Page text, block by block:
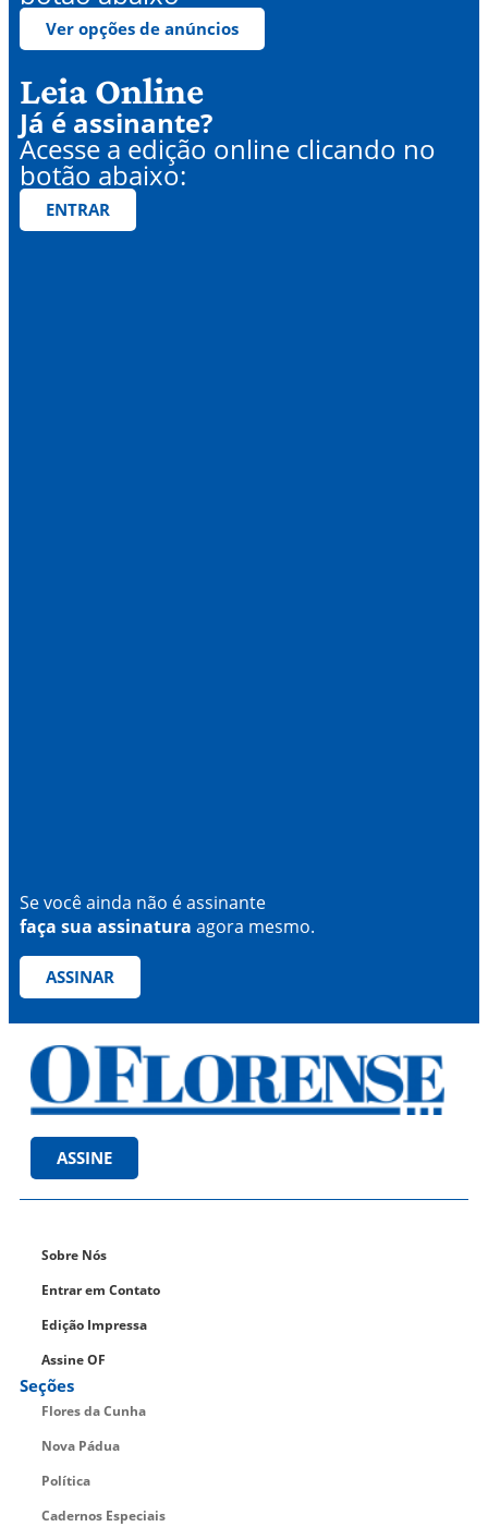
Ver opções de anúncios
Leia Online
Já é assinante?
Acesse a edição online clicando no
botão abaixo:
ENTRAR
Se você ainda não é assinante
faça sua assinatura agora mesmo.
ASSINAR
ASSINE
Sobre Nós
Entrar em Contato
Edição Impressa
Assine OF
Seções
Flores da Cunha
Nova Pádua
Política
Cadernos Especiais